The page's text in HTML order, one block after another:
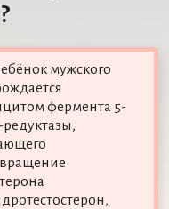
мужского
фермента 5-